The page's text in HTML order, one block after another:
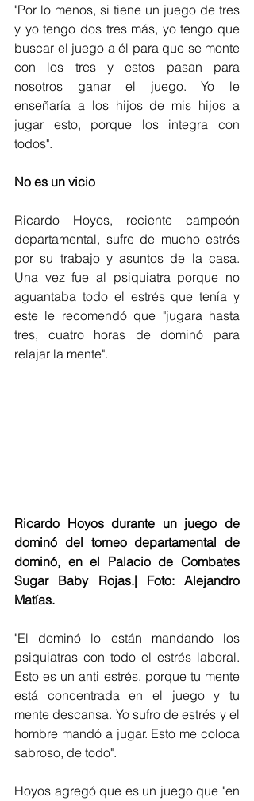
"Por lo menos, si tiene un juego de tres
y yo tengo dos tres más, yo tengo que
buscar el juego a él para que se monte
con los tres y estos pasan para
nosotros ganar el juego. Yo le
enseñaría a los hijos de mis hijos a
jugar esto, porque los integra con
todos".
No es un vicio
Ricardo Hoyos, reciente campeón
departamental, sufre de mucho estrés
por su trabajo y asuntos de la casa.
Una vez fue al psiquiatra porque no
aguantaba todo el estrés que tenía y
este le recomendó que "jugara hasta
tres, cuatro horas de dominó para
relajar la mente".
Ricardo Hoyos durante un juego de
dominó del torneo departamental de
dominó, en el Palacio de Combates
Sugar Baby Rojas.| Foto: Alejandro
Matías.
"El dominó lo están mandando los
psiquiatras con todo el estrés laboral.
Esto es un anti estrés, porque tu mente
está concentrada en el juego y tu
mente descansa. Yo sufro de estrés y el
hombre mandó a jugar. Esto me coloca
sabroso, de todo".
Hoyos agregó que es un juego que "en